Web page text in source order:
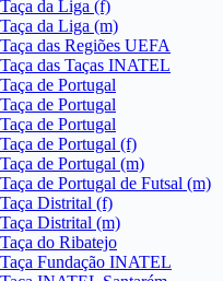
Taça da Liga (f)
Taça da Liga (m)
Taça das Regiões UEFA
Taça das Taças INATEL
Taça de Portugal
Taça de Portugal
Taça de Portugal
Taça de Portugal (f)
Taça de Portugal (m)
Taça de Portugal de Futsal (m)
Taça Distrital (f)
Taça Distrital (m)
Taça do Ribatejo
Taça Fundação INATEL